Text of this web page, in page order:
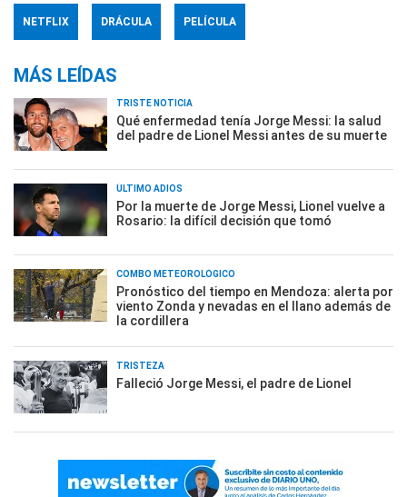
NETFLIX DRÁCULA PELÍCULA
MÁS LEÍDAS
TRISTE NOTICIA
Qué enfermedad tenía Jorge Messi: la salud
del padre de Lionel Messi antes de su muerte
ÚLTIMO ADIÓS
Por la muerte de Jorge Messi, Lionel vuelve a
Rosario: la difícil decisión que tomó
COMBO METEOROLÓGICO
Pronóstico del tiempo en Mendoza: alerta por
viento Zonda y nevadas en el llano además de
la cordillera
TRISTEZA
Falleció Jorge Messi, el padre de Lionel